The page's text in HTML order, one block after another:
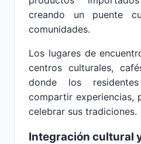
creando un puente
comunidades.
Los lugares de
centros culturales,
donde los
compartir experiencias,
celebrar sus tradiciones.
Integración cultural